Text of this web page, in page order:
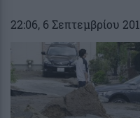
22:06, 6 Σεπτεμβρίου